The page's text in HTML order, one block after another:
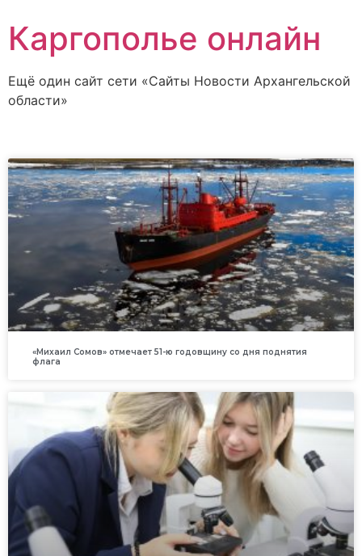
Каргополье онлайн
Ещё один сайт сети «Сайты Новости Архангельской
области»
«Михаил Сомов» отмечает 51-ю годовщину со дня поднятия
флага